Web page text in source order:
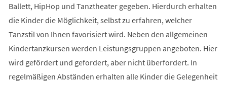
Ballett, HipHop und Tanztheater gegeben. Hierdurch erhalten
die Kinder die Möglichkeit, selbst zu erfahren, welcher
Tanzstil von Ihnen favorisiert wird. Neben den allgemeinen
Kindertanzkursen werden Leistungsgruppen angeboten. Hier
wird gefördert und gefordert, aber nicht überfordert. In
regelmäßigen Abständen erhalten alle Kinder die Gelegenheit